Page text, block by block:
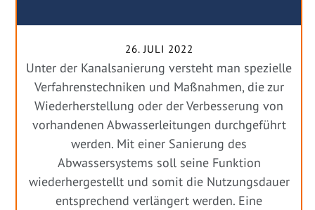
26. JULI 2022
Unter der Kanalsanierung versteht man spezielle
Verfahrenstechniken und Maßnahmen, die zur
Wiederherstellung oder der Verbesserung von
vorhandenen Abwasserleitungen durchgeführt
werden. Mit einer Sanierung des
Abwassersystems soll seine Funktion
wiederhergestellt und somit die Nutzungsdauer
entsprechend verlängert werden. Eine